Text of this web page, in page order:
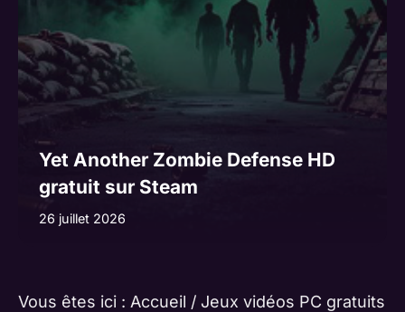
Yet Another Zombie Defense HD
gratuit sur Steam
26 juillet 2026
Vous êtes ici : Accueil / Jeux vidéos PC gratuits